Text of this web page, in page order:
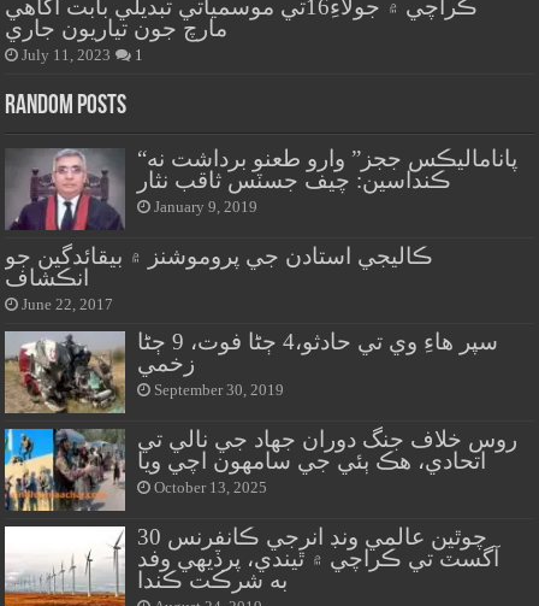
ڪراچي ۾ جولاءِ16تي موسمياتي تبديلي بابت آگاهي
مارچ جون تياريون جاري
July 11, 2023 1
Random Posts
“پاناماليڪس ججز” وارو طعنو برداشت نه
ڪنداسين: چيف جسٽس ثاقب نثار
January 9, 2019
ڪاليجي استادن جي پروموشنز ۾ بيقائدگين جو
انڪشاف
June 22, 2017
سپر هاءِ وي تي حادثو،4 ڄڻا فوت، 9 ڄڻا
زخمي
September 30, 2019
روس خلاف جنگ دوران جهاد جي نالي تي
اتحادي، هڪ ٻئي جي سامهون اچي ويا
October 13, 2025
چوٿين عالمي ونڊ انرجي ڪانفرنس 30
آگسٽ تي ڪراچي ۾ ٿيندي، پرڏيهي وفد
به شرڪت ڪندا